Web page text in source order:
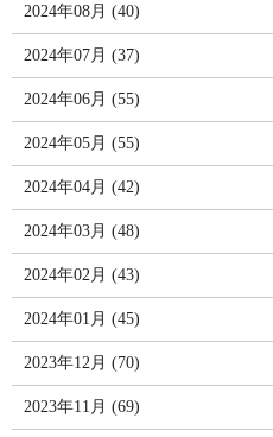
2024年08月 (40)
2024年07月 (37)
2024年06月 (55)
2024年05月 (55)
2024年04月 (42)
2024年03月 (48)
2024年02月 (43)
2024年01月 (45)
2023年12月 (70)
2023年11月 (69)